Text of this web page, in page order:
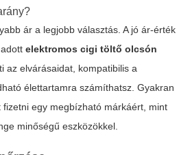
ár a legjobb választás. A jó ár-érték
elektromos cigi töltő olcsón
az elvárásaidat, kompatibilis a
élettartamra számíthatsz. Gyakran
egy megbízható márkáért, mint
minőségű eszközökkel.